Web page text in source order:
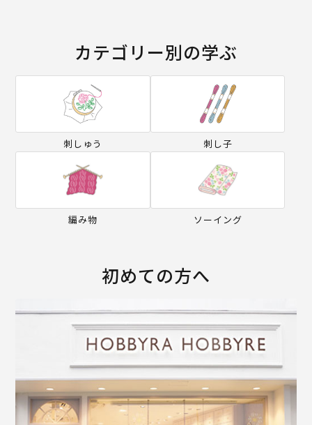
カテゴリー別の学ぶ
刺しゅう 刺し子
編み物 ソーイング
初めての方へ